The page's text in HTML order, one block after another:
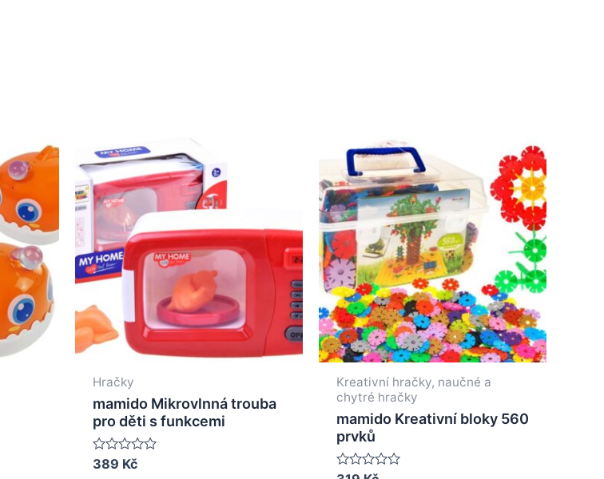
Hračky
mamido Mikrovlnná trouba
pro děti s funkcemi
Rated
389 Kč
Kreativní hračky, naučné a
chytré hračky
mamido Kreativní bloky 560
prvků